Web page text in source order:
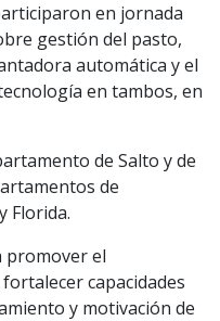
en jornada
gestión del pasto,
automática y el
en tambos, en
de Salto y de
de
Florida.
promover el
capacidades
y motivación de